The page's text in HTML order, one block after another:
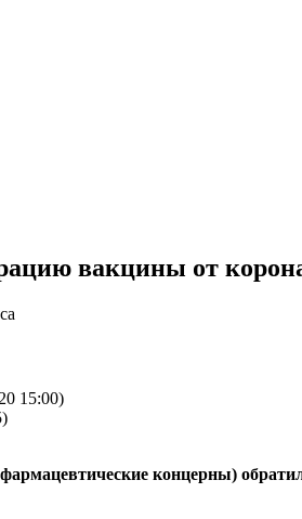
вакцины от
15:00)
концерны)